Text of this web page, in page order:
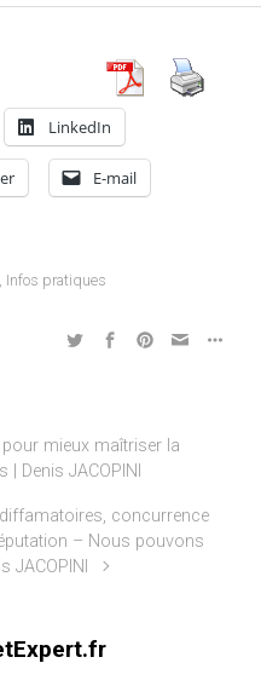
LinkedIn
E-mail
, Infos pratiques
mieux maîtriser la
Denis JACOPINI
concurrence
– Nous pouvons
JACOPINI